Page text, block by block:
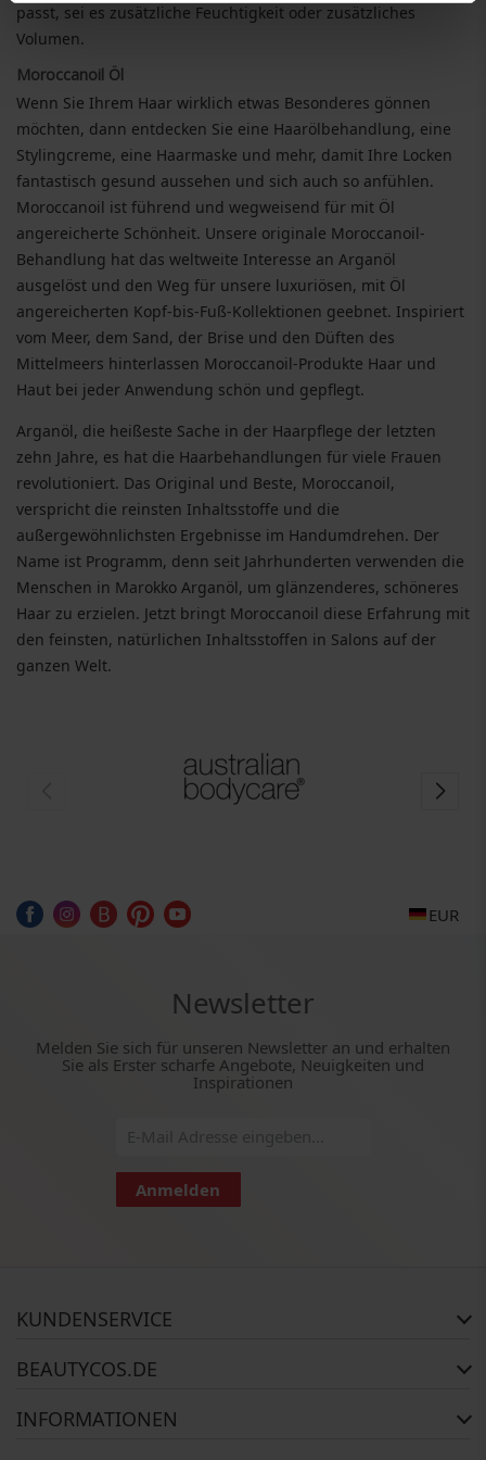
passt, sei es zusätzliche Feuchtigkeit oder zusätzliches
Volumen.
Moroccanoil Öl
Wenn Sie Ihrem Haar wirklich etwas Besonderes gönnen
möchten, dann entdecken Sie eine Haarölbehandlung, eine
Stylingcreme, eine Haarmaske und mehr, damit Ihre Locken
fantastisch gesund aussehen und sich auch so anfühlen.
Moroccanoil ist führend und wegweisend für mit Öl
angereicherte Schönheit. Unsere originale Moroccanoil-
Behandlung hat das weltweite Interesse an Arganöl
ausgelöst und den Weg für unsere luxuriösen, mit Öl
angereicherten Kopf-bis-Fuß-Kollektionen geebnet. Inspiriert
vom Meer, dem Sand, der Brise und den Düften des
Mittelmeers hinterlassen Moroccanoil-Produkte Haar und
Haut bei jeder Anwendung schön und gepflegt.
Arganöl, die heißeste Sache in der Haarpflege der letzten
zehn Jahre, es hat die Haarbehandlungen für viele Frauen
revolutioniert. Das Original und Beste, Moroccanoil,
verspricht die reinsten Inhaltsstoffe und die
außergewöhnlichsten Ergebnisse im Handumdrehen. Der
Name ist Programm, denn seit Jahrhunderten verwenden die
Menschen in Marokko Arganöl, um glänzenderes, schöneres
Haar zu erzielen. Jetzt bringt Moroccanoil diese Erfahrung mit
den feinsten, natürlichen Inhaltsstoffen in Salons auf der
ganzen Welt.
EUR
Newsletter
Melden Sie sich für unseren Newsletter an und erhalten
Sie als Erster scharfe Angebote, Neuigkeiten und
Inspirationen
Anmelden
KUNDENSERVICE
Reklamationsrecht
BEAUTYCOS.DE
INFORMATIONEN